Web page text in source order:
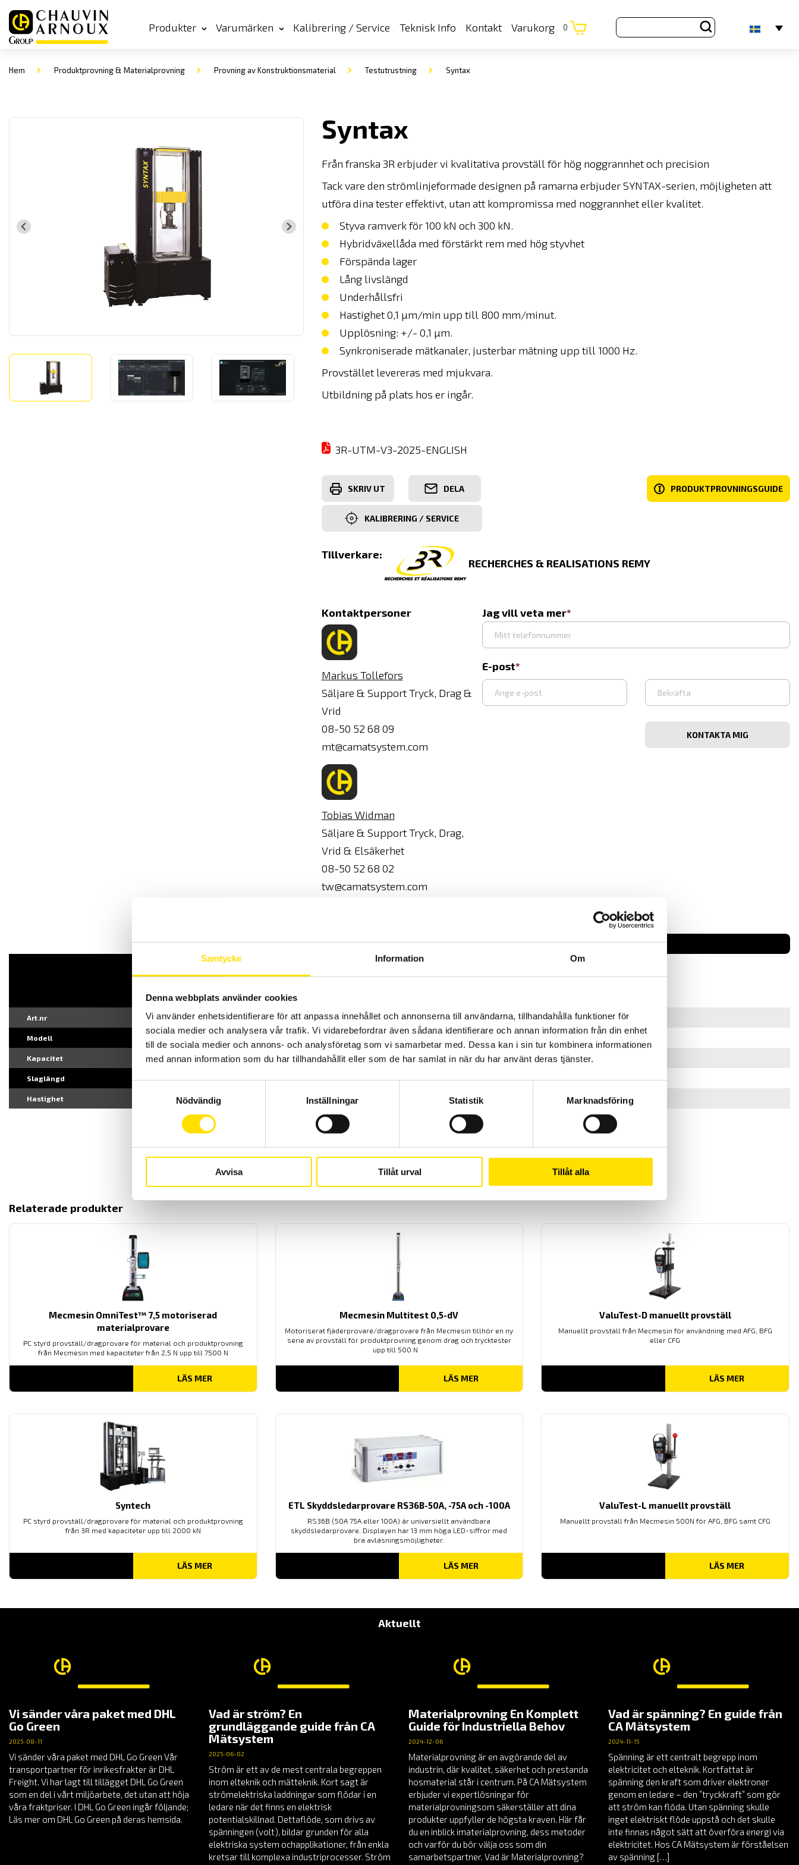
Samtycke Information Om
Denna webbplats använder cookies
Vi använder enhetsidentifierare för att anpassa innehållet och annonserna till användarna, tillhandahålla funktioner för
sociala medier och analysera vår trafik. Vi vidarebefordrar även sådana identifierare och annan information från din enhet
till de sociala medier och annons- och analysföretag som vi samarbetar med. Dessa kan i sin tur kombinera informationen
med annan information som du har tillhandahållit eller som de har samlat in när du har använt deras tjänster.
Samtyckesval
Nödvändig
Inställningar Statistik Marknadsföring
Avvisa Tillåt urval Tillåt alla
Produkter Varumärken Kalibrering / Service Teknisk Info Kontakt Varukorg 0
Hem Produktprovning & Materialprovning Provning av Konstruktionsmaterial Testutrustning Syntax
Syntax
Från franska 3R erbjuder vi kvalitativa provställ för hög noggrannhet och precision
Tack vare den strömlinjeformade designen på ramarna erbjuder SYNTAX-serien, möjligheten att
utföra dina tester effektivt, utan att kompromissa med noggrannhet eller kvalitet.
Styva ramverk för 100 kN och 300 kN.
Hybridväxellåda med förstärkt rem med hög styvhet
Förspända lager
Lång livslängd
Underhållsfri
Hastighet 0,1 µm/min upp till 800 mm/minut.
Upplösning: +/- 0,1 µm.
Synkroniserade mätkanaler, justerbar mätning upp till 1000 Hz.
Provstället levereras med mjukvara.
Utbildning på plats hos er ingår.
3R-UTM-V3-2025-ENGLISH
SKRIV UT DELA I PRODUKTPROVNINGSGUIDE
KALIBRERING / SERVICE
Tillverkare:
RECHERCHES & REALISATIONS REMY
Kontaktpersoner
Markus Tollefors
Säljare & Support Tryck, Drag &
Vrid
08-50 52 68 09
mt@camatsystem.com
Tobias Widman
Säljare & Support Tryck, Drag,
Vrid & Elsäkerhet
08-50 52 68 02
tw@camatsystem.com
Jag vill veta mer
E-post
Bekräfta
Syntax 100 Syntax 300
Art.nr
Modell
Kapacitet 100kN 300kN
Slaglängd 450 mm 450 mm
Hastighet Ställbar 0.001 till 800 mm/min Ställbar 0.001 till 800 mm/min
Relaterade produkter
Mecmesin OmniTest™ 7,5 motoriserad
materialprovare
PC styrd provställ/dragprovare för material och produktprovning
från Mecmesin med kapaciteter från 2,5 N upp till 7500 N
LÄS MER
Mecmesin Multitest 0,5-dV
Motoriserat fjäderprovare/dragprovare från Mecmesin tillhör en ny
serie av provställ för produktprovning genom drag och trycktester
upp till 500 N
LÄS MER
ValuTest-D manuellt provställ
Manuellt provställ från Mecmesin för användning med AFG, BFG
eller CFG
LÄS MER
Syntech
PC styrd provställ/dragprovare för material och produktprovning
från 3R med kapaciteter upp till 2000 kN
LÄS MER
ETL Skyddsledarprovare RS36B-50A, -75A och -100A
RS36B (50A 75A eller 100A) är universiellt användbara
skyddsledarprovare. Displayen har 13 mm höga LED-siffror med
bra avläsningsmöjligheter.
LÄS MER
ValuTest-L manuellt provställ
Manuellt provställ från Mecmesin 500N för AFG, BFG samt CFG
LÄS MER
Aktuellt
Vi sänder våra paket med DHL
Go Green
2025-08-11
Vi sänder våra paket med DHL Go Green Vår
transportpartner för inrikesfrakter är DHL
Freight. Vi har lagt till tillägget DHL Go Green
som en del i vårt miljöarbete, det utan att höja
våra fraktpriser. I DHL Go Green ingår följande;
Läs mer om DHL Go Green på deras hemsida.
Vad är ström? En
grundläggande guide från CA
Mätsystem
2025-06-02
Ström är ett av de mest centrala begreppen
inom elteknik och mätteknik. Kort sagt är
strömelektriska laddningar som flödar i en
ledare när det finns en elektrisk
potentialskillnad. Dettaflöde, som drivs av
spänningen (volt), bildar grunden för alla
elektriska system ochapplikationer, från enkla
kretsar till komplexa industriprocesser. Ström
Materialprovning En Komplett
Guide för Industriella Behov
2024-12-06
Materialprovning är en avgörande del av
industrin, där kvalitet, säkerhet och prestanda
hosmaterial står i centrum. På CA Mätsystem
erbjuder vi expertlösningar för
materialprovningsom säkerställer att dina
produkter uppfyller de högsta kraven. Här får
du en inblick imaterialprovning, dess metoder
och varför du bör välja oss som din
samarbetspartner. Vad är Materialprovning?
Vad är spänning? En guide från
CA Mätsystem
2024-11-15
Spänning är ett centralt begrepp inom
elektricitet och elteknik. Kortfattat är
spänning den kraft som driver elektroner
genom en ledare – den ”tryckkraft” som gör
att ström kan flöda. Utan spänning skulle
inget elektriskt flöde uppstå och det skulle
inte finnas något sätt att överföra energi via
elektricitet. Hos CA Mätsystem är förståelsen
av spänning […]